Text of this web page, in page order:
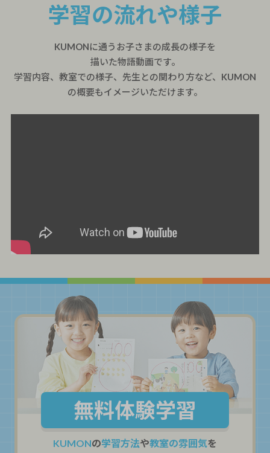
学習の流れや様子
KUMONに通うお子さまの成長の様子を
描いた物語動画です。
学習内容、教室での様子、先生との関わり方など、KUMON
の概要もイメージいただけます。
無料体験学習
KUMONの学習方法や教室の雰囲気を